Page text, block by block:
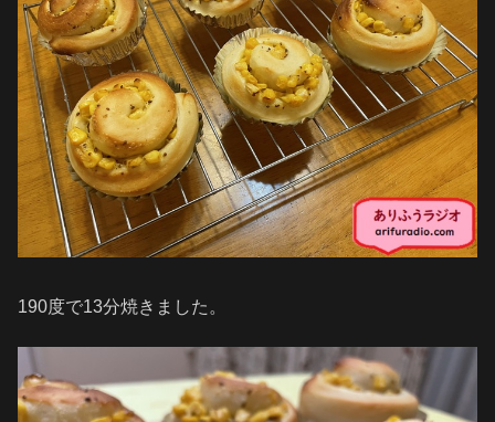
190度で13分焼きました。